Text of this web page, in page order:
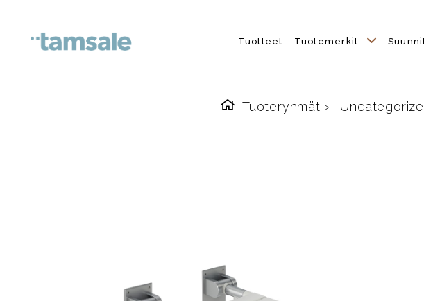
Tuotteet Tuotemerkit
Etusivulle
Tuoteryhmät ›